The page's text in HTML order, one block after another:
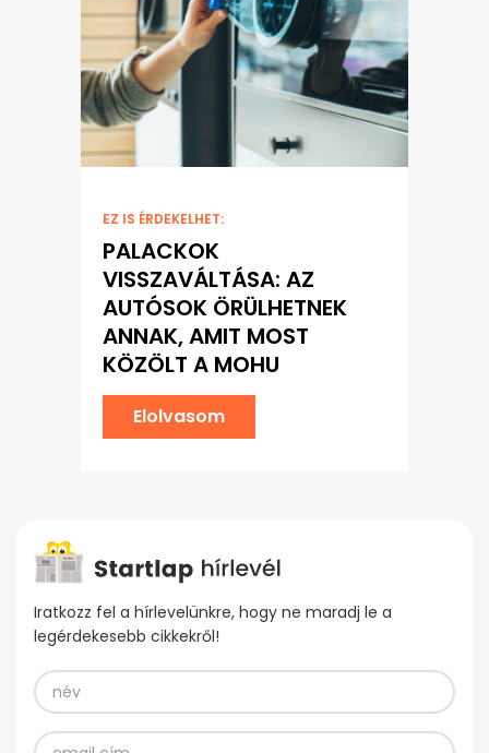
EZ IS ÉRDEKELHET:
PALACKOK
VISSZAVÁLTÁSA: AZ
AUTÓSOK ÖRÜLHETNEK
ANNAK, AMIT MOST
KÖZÖLT A MOHU
Elolvasom
Iratkozz fel a hírlevelünkre, hogy ne maradj le a
legérdekesebb cikkekről!